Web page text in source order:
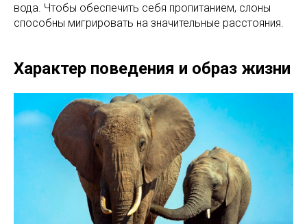
вода. Чтобы обеспечить себя пропитанием, слоны
способны мигрировать на значительные расстояния.
Характер поведения и образ жизни